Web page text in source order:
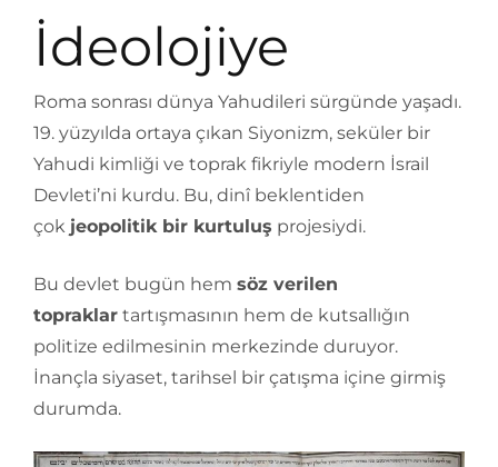
İdeolojiye
Roma sonrası dünya Yahudileri sürgünde yaşadı.
19. yüzyılda ortaya çıkan Siyonizm, seküler bir
Yahudi kimliği ve toprak fikriyle modern İsrail
Devleti’ni kurdu. Bu, dinî beklentiden
çok jeopolitik bir kurtuluş projesiydi.
Bu devlet bugün hem söz verilen
topraklar tartışmasının hem de kutsallığın
politize edilmesinin merkezinde duruyor.
İnançla siyaset, tarihsel bir çatışma içine girmiş
durumda.